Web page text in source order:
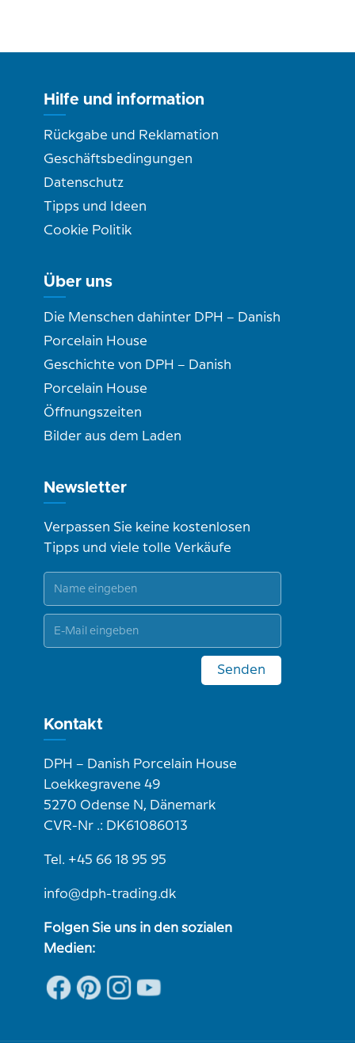
Hilfe und information
Rückgabe und Reklamation
Geschäftsbedingungen
Datenschutz
Tipps und Ideen
Cookie Politik
Über uns
Die Menschen dahinter DPH – Danish
Porcelain House
Geschichte von DPH – Danish
Porcelain House
Öffnungszeiten
Bilder aus dem Laden
Newsletter
Verpassen Sie keine kostenlosen
Tipps und viele tolle Verkäufe
Senden
Kontakt
DPH – Danish Porcelain House
Loekkegravene 49
5270 Odense N, Dänemark
CVR-Nr .: DK61086013
Tel. +45 66 18 95 95
info@dph-trading.dk
Folgen Sie uns in den sozialen
Medien: